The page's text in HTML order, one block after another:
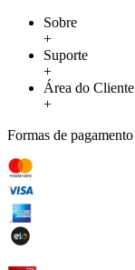
Sobre
+
Suporte
+
Área do Cliente
+
Formas de pagamento